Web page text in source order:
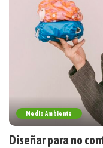
Medio Ambiente
Diseñar para no